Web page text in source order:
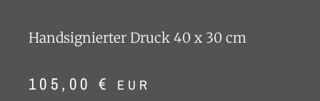
Handsignierter Druck 40 x 30 cm
105,00 € EUR